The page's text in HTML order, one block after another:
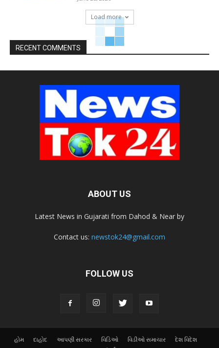
Load more
RECENT COMMENTS
ABOUT US
Latest News in Gujarati from Dahod & Near by
Contact us: newstok24@gmail.com
FOLLOW US
હોમ દાહોદ આપણી સરકાર વિડિઓ વિડીઓ સમાચાર
દેશ વિદેશ